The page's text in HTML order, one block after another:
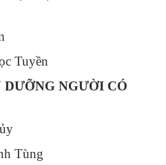
Tuyền
NGƯỜI CÓ
Tùng